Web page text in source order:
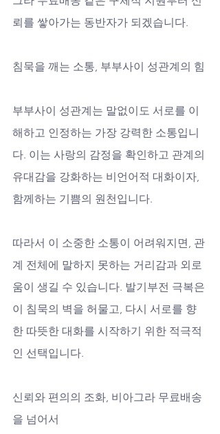
뢰를 쌓아가는 동반자가 되겠습니다.
침묵을 깨는 소통, 부부사이 성관계의 힘
부부사이 성관계는 말없이도 서로를 이
해하고 인정하는 가장 강력한 소통입니
다. 이는 사랑의 감정을 확인하고 관계의
유대감을 강화하는 비언어적 대화이자,
함께하는 기쁨의 원천입니다.
따라서 이 소중한 소통이 어려워지면, 관
계 전체에 말하지 못하는 거리감과 외로
움이 생길 수 있습니다. 발기부전 극복은
이 침묵의 벽을 허물고, 다시 서로를 향
한 따뜻한 대화를 시작하기 위한 적극적
인 선택입니다.
신뢰와 편의의 조화, 비아그라 무료배송
을 넘어서